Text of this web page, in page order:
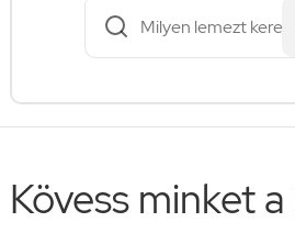
Kövess minket a